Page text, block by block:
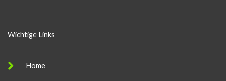
Wichtige Links
Home